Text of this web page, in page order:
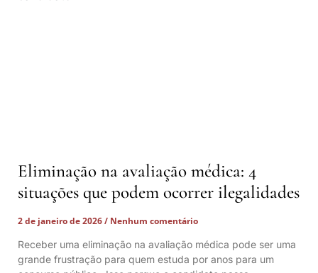
Eliminação na avaliação médica: 4
situações que podem ocorrer ilegalidades
2 de janeiro de 2026
Nenhum comentário
Receber uma eliminação na avaliação médica pode ser uma
grande frustração para quem estuda por anos para um